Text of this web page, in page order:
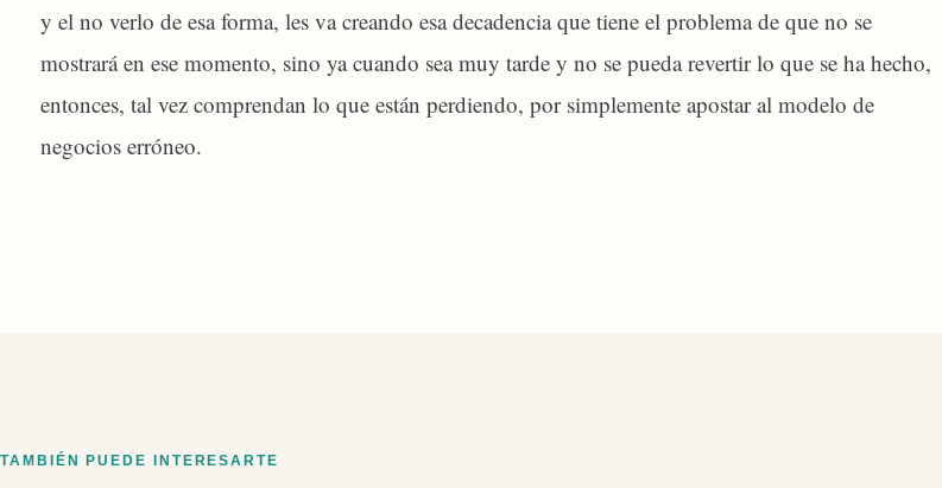
y el no verlo de esa forma, les va creando esa decadencia que tiene el problema de que no se
mostrará en ese momento, sino ya cuando sea muy tarde y no se pueda revertir lo que se ha hecho,
entonces, tal vez comprendan lo que están perdiendo, por simplemente apostar al modelo de
negocios erróneo.
TAMBIÉN PUEDE INTERESARTE